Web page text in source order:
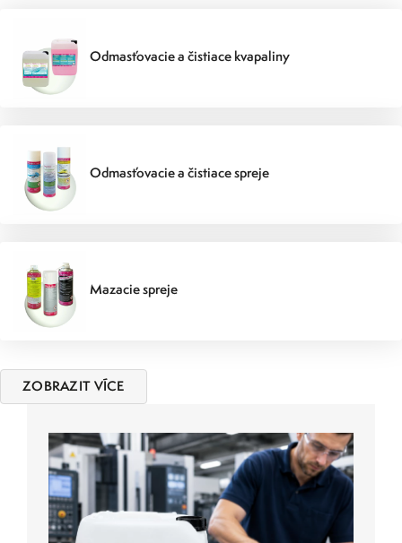
Odmasťovacie a čistiace kvapaliny
Odmasťovacie a čistiace spreje
Mazacie spreje
ZOBRAZIT VÍCE